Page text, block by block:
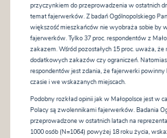
przyczynkiem do przeprowadzenia w ostatnich
temat fajerwerków. Z badań Ogólnopolskiego
większość mieszkańców nie wyobraża sobie by
fajerwerków. Tylko 37 proc. respondentów z
zakazem. Wśród pozostałych 15 proc. uważa,
dodatkowych zakazów czy ograniczeń.
respondentów jest zdania, że fajerwerki
czasie i we wskazanych miejscach.
Podobny rozkład opinii jak w Małopolsce jest w
Polacy są zwolennikami fajerwerków. Badania
przeprowadzone w ostatnich latach na
1000 osób (N=1064) powyżej 18 roku życia,